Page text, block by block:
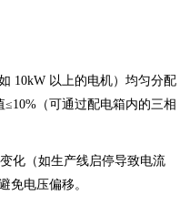
10kW 以上的电机）均匀分配
（可通过配电箱内的三相
化（如生产线启停导致电流
免电压偏移。